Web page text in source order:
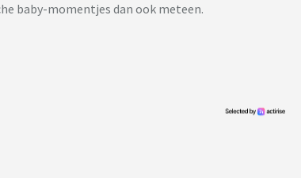
baby-momentjes dan ook meteen.